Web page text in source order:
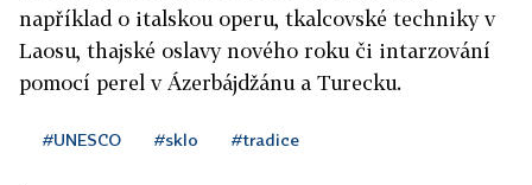
například o italskou operu, tkalcovské techniky v
Laosu, thajské oslavy nového roku či intarzování
pomocí perel v Ázerbájdžánu a Turecku.
#UNESCO #sklo #tradice